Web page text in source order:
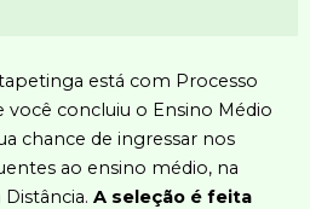
está com Processo
você concluiu o Ensino Médio
chance de ingressar nos
ao ensino médio, na
A seleção é feita